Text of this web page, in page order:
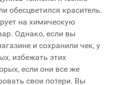
обесцветился краситель.
на химическую
Однако, если вы
и сохранили чек, у
избежать этих
если они все же
свои потери. Вы